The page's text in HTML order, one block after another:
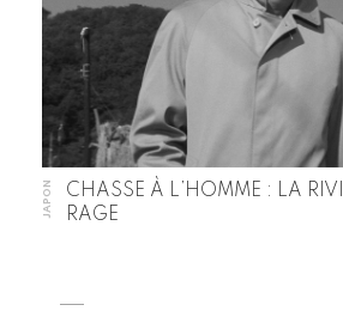
JAPON
CHASSE À L’HOMME : LA
RAGE